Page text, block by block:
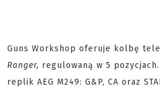
Guns Workshop oferuje kolbę
Ranger, regulowaną w 5
replik AEG M249: G&P, CA oraz